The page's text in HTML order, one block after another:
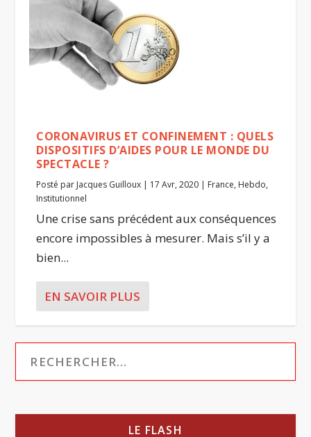
CORONAVIRUS ET CONFINEMENT : QUELS
DISPOSITIFS D’AIDES POUR LE MONDE DU
SPECTACLE ?
Posté par Jacques Guilloux | 17 Avr, 2020 | France, Hebdo,
Institutionnel
Une crise sans précédent aux conséquences
encore impossibles à mesurer. Mais s’il y a
bien...
EN SAVOIR PLUS
LE FLASH